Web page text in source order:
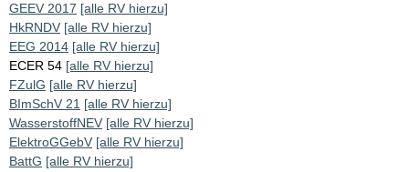
GEEV 2017 [alle RV hierzu]
HkRNDV [alle RV hierzu]
EEG 2014 [alle RV hierzu]
ECER 54 [alle RV hierzu]
FZulG [alle RV hierzu]
BImSchV 21 [alle RV hierzu]
WasserstoffNEV [alle RV hierzu]
ElektroGGebV [alle RV hierzu]
BattG [alle RV hierzu]